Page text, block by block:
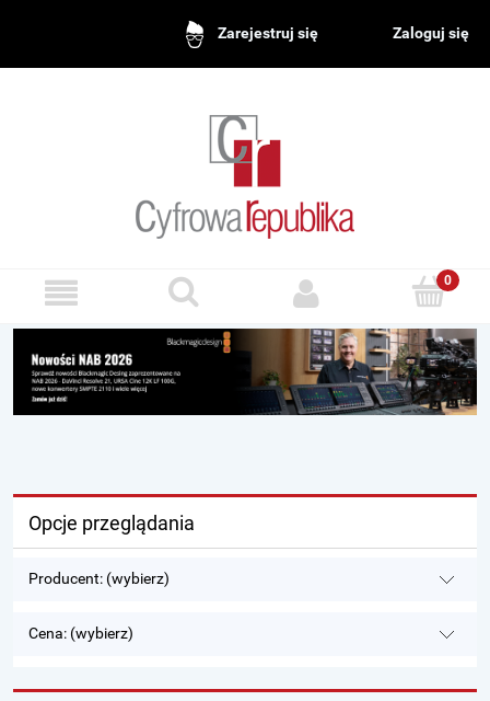
Zarejestruj się Zaloguj się
Opcje przeglądania
Producent: (wybierz)
Cena: (wybierz)